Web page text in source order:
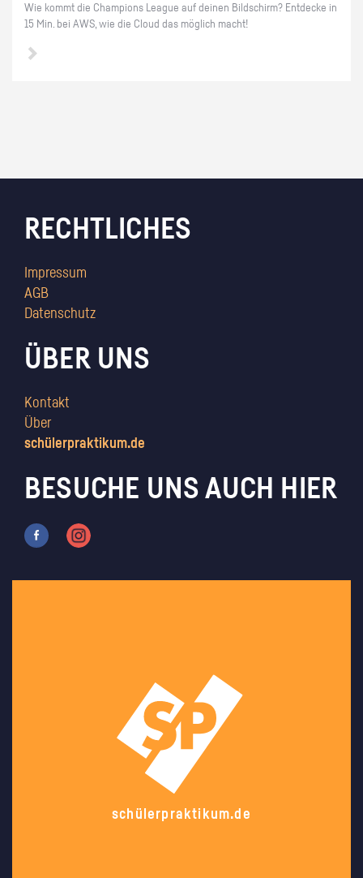
Wie kommt die Cham­pi­ons Le­ague auf dei­nen Bild­schirm? Ent­de­cke in
15 Min. bei AWS, wie die Cloud das mög­lich macht!
RECHTLICHES
Impressum
AGB
Datenschutz
ÜBER UNS
Kontakt
Über
schülerpraktikum.de
BESUCHE UNS AUCH HIER
schülerpraktikum.de